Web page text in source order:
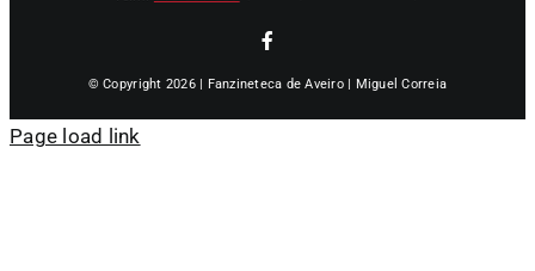
© Copyright 2026 | Fanzineteca de Aveiro | Miguel Correia
Page load link